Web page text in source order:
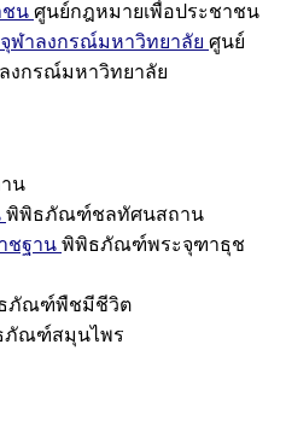
ชน ศูนย์กฎหมายเพื่อประชาชน
ฬาลงกรณ์มหาวิทยาลัย ศูนย์
งกรณ์มหาวิทยาลัย
น
พิพิธภัณฑ์ชลทัศนสถาน
ชฐาน พิพิธภัณฑ์พระจุฑาธุช
ภัณฑ์พืชมีชีวิต
ภัณฑ์สมุนไพร